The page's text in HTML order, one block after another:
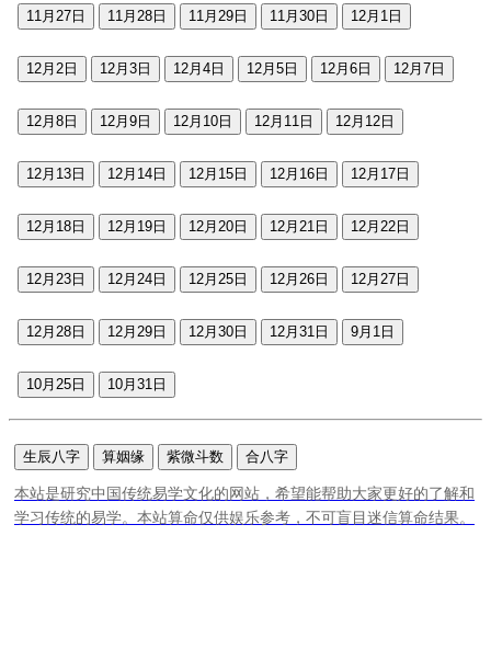
11月27日 11月28日 11月29日 11月30日 12月1日
12月2日 12月3日 12月4日 12月5日 12月6日 12月7日
12月8日 12月9日 12月10日 12月11日 12月12日
12月13日 12月14日 12月15日 12月16日 12月17日
12月18日 12月19日 12月20日 12月21日 12月22日
12月23日 12月24日 12月25日 12月26日 12月27日
12月28日 12月29日 12月30日 12月31日 9月1日
10月25日 10月31日
生辰八字 算姻缘 紫微斗数 合八字
本站是研究中国传统易学文化的网站，希望能帮助大家更好的了解和
学习传统的易学。本站算命仅供娱乐参考，不可盲目迷信算命结果。